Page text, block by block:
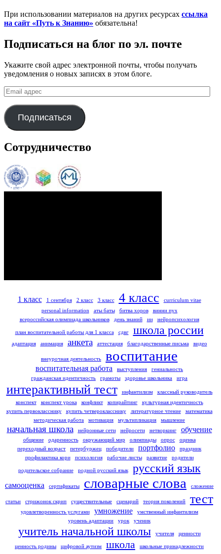
При использовании материалов на других ресурсах ссылка
на сайт «Путь к Знанию» обязательна!
Подписаться на блог по эл. почте
Укажите свой адрес электронной почты, чтобы получать
уведомления о новых записях в этом блоге.
Email
адрес
Подписаться
Сотрудничество
1 класс 1 сентября 2 класс 3 класс 4 класс
curriculum vitae
personal information
аты баты битва хоров
винни пух
всероссийская олимпиада школьников
день знаний ии нейропсихология
план воспитательной работы для 1 класса сдвг школа россии
адаптация анимация анкета аттестация благодарственные письма видео
внеурочная деятельность воспитание
воспитательная работа выступления
гениальность
гражданская идентичность
грамоты здоровье школьника игра
интерактивный тест инфантилизм
классный руководитель
конспект
конспект урока конфликт копирайтинг
культурная идентичность
купить первокласснику
купить четверокласснику литературное чтение
математика
методическая работа
мотивация мультипликация мышление
начальная школа нейронные сети нейросети нетворкинг обучение
общение одаренность окружающий мир олимпиады опрос
оценка
переходный возраст
петербуржец победители портфолио
праздник
профилактика кори
психология рабочие листы развитие родители
родительское собрание родной русский язык русский язык
самооценка сертификаты словарные слова сложение
статьи стрижонок скрип существительные сценарий теория поколений тест
удовлетворенность услугами умножение
умственный инфантилизм
уровень адаптации
урок ученик
учитель начальной школы учителя ценности
ценность родины цифровой аутизм школа школьные принадлежности